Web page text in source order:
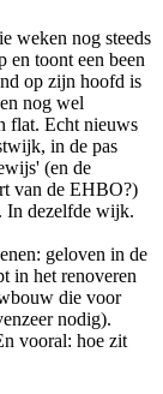
weken nog steeds
toont een been
op zijn hoofd is
nog wel
flat. Echt nieuws
in de pas
(en de
van de EHBO?)
In dezelfde wijk.
geloven in de
in het renoveren
die voor
nodig).
vooral: hoe zit